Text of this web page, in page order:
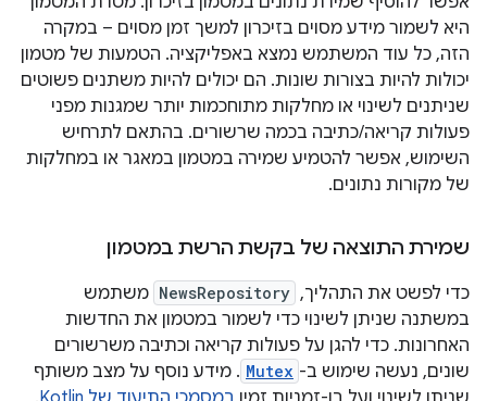
היא לשמור מידע מסוים בזיכרון למשך זמן מסוים – במקרה
הזה, כל עוד המשתמש נמצא באפליקציה. הטמעות של מטמון
יכולות להיות בצורות שונות. הם יכולים להיות משתנים פשוטים
שניתנים לשינוי או מחלקות מתוחכמות יותר שמגנות מפני
פעולות קריאה/כתיבה בכמה שרשורים. בהתאם לתרחיש
השימוש, אפשר להטמיע שמירה במטמון במאגר או במחלקות
של מקורות נתונים.
שמירת התוצאה של בקשת הרשת במטמון
כדי לפשט את התהליך, NewsRepository משתמש
במשתנה שניתן לשינוי כדי לשמור במטמון את החדשות
האחרונות. כדי להגן על פעולות קריאה וכתיבה משרשורים
שונים, נעשה שימוש ב- Mutex . מידע נוסף על מצב משותף